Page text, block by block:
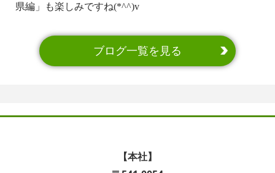
県編」も楽しみですね(*^^)v
ブログ一覧を見る
【本社】